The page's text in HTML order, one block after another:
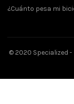
¿Cuánto pesa mi
© 2020 Specialized